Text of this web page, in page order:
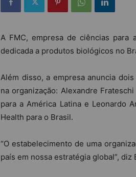
A FMC, empresa de ciências para
dedicada a produtos biológicos no
Além disso, a empresa anuncia
na organização: Alexandre
para a América Latina e Leonardo
Health para o Brasil.
“O estabelecimento de uma
país em nossa estratégia global”,